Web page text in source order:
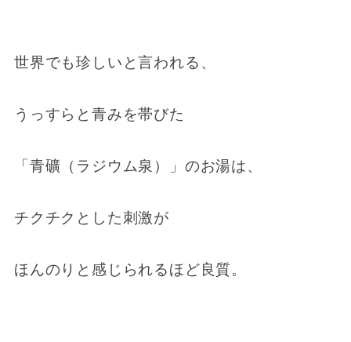
世界でも珍しいと言われる、
うっすらと青みを帯びた
「青礦（ラジウム泉）」のお湯は、
チクチクとした刺激が
ほんのりと感じられるほど良質。